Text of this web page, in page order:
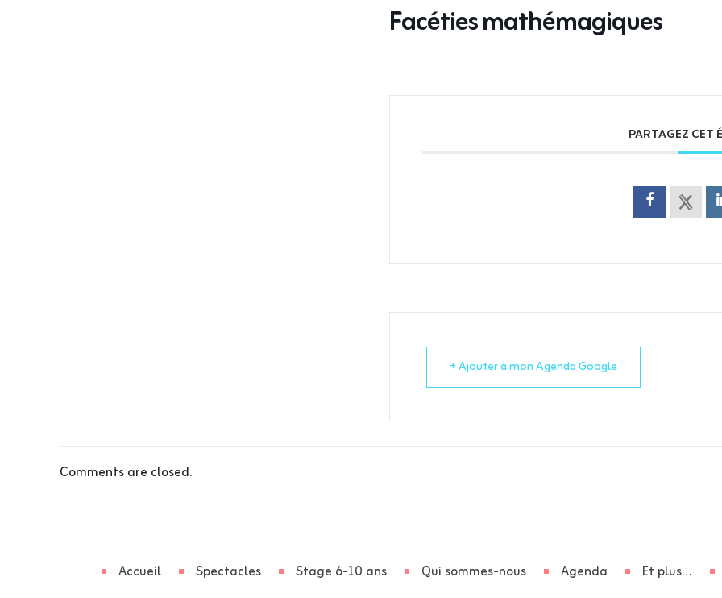
Facéties mathémagiques
PARTAGEZ CET
+ Ajouter à mon Agenda Google
Comments are closed.
Accueil Spectacles Stage 6-10 ans Qui sommes-nous Agenda Et plus…